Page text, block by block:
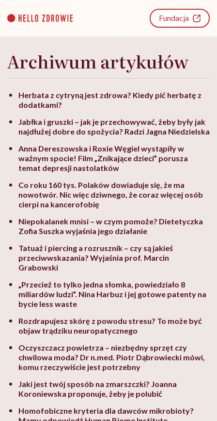
content
Fundacja
Archiwum artykułów
Herbata z cytryną jest zdrowa? Kiedy pić herbatę z
dodatkami?
Jabłka i gruszki – jak je przechowywać, żeby były jak
najdłużej dobre do spożycia? Radzi Jagna Niedzielska
Anna Dereszowska i Roxie Węgiel wystąpiły w
ważnym spocie! Film „Znikające dzieci” porusza
temat depresji nastolatków
Co roku 160 tys. Polaków dowiaduje się, że ma
nowotwór. Nic więc dziwnego, że coraz więcej osób
cierpi na kancerofobię
Niepokalanek mnisi – w czym pomoże? Dietetyczka
Zofia Suszka wyjaśnia jego działanie
Tatuaż i piercing a rozrusznik – czy są jakieś
przeciwwskazania? Wyjaśnia prof. Marcin
Grabowski
„Przecież to tylko jedna słomka, powiedziało 8
miliardów ludzi”. Nina Harbuz i jej gotowe patenty na
bycie less waste
Rozdrapujesz skórę z powodu stresu? To może być
objaw trądziku neuropatycznego
Oczyszczacz powietrza – niezbędny sprzęt czy
chwilowa moda? Dr n.med. Piotr Dąbrowiecki mówi,
komu rzeczywiście jest potrzebny
Jaki jest twój sposób na zmarszczki? Joanna
Koroniewska proponuje, żeby je polubić
Homofobiczne kryteria dla dawców mikrobioty?